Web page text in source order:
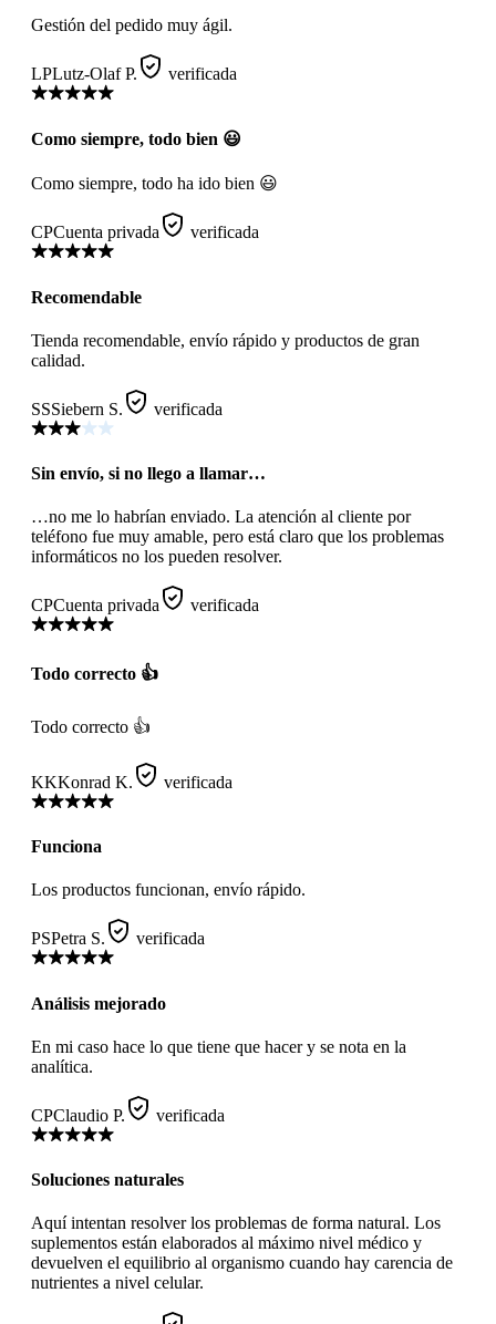
Gestión del pedido muy ágil.
LPLutz-Olaf P. verificada
Como siempre, todo bien 😃
Como siempre, todo ha ido bien 😃
CPCuenta privada verificada
Recomendable
Tienda recomendable, envío rápido y productos de gran
calidad.
SSSiebern S. verificada
Sin envío, si no llego a llamar…
…no me lo habrían enviado. La atención al cliente por
teléfono fue muy amable, pero está claro que los problemas
informáticos no los pueden resolver.
CPCuenta privada verificada
Todo correcto 👍
Todo correcto 👍
KKKonrad K. verificada
Funciona
Los productos funcionan, envío rápido.
PSPetra S. verificada
Análisis mejorado
En mi caso hace lo que tiene que hacer y se nota en la
analítica.
CPClaudio P. verificada
Soluciones naturales
Aquí intentan resolver los problemas de forma natural. Los
suplementos están elaborados al máximo nivel médico y
devuelven el equilibrio al organismo cuando hay carencia de
nutrientes a nivel celular.